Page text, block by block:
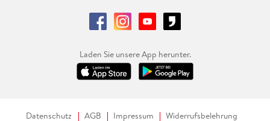
Laden Sie unsere App herunter.
Datenschutz AGB Impressum
Widerrufsbelehrung